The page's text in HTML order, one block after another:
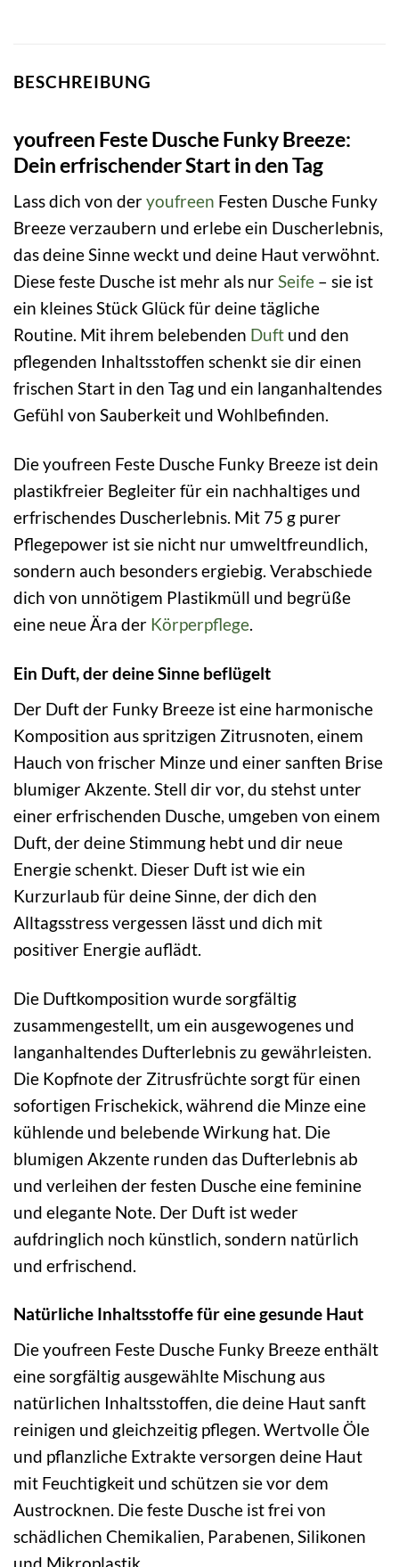
BESCHREIBUNG
youfreen Feste Dusche Funky Breeze:
Dein erfrischender Start in den Tag
Lass dich von deryoufreen Festen Dusche Funky
Breeze verzaubern und erlebe ein Duscherlebnis,
das deine Sinne weckt und deine Haut verwöhnt.
Diese feste Dusche ist mehr als nurSeife – sie ist
ein kleines Stück Glück für deine tägliche
Routine. Mit ihrem belebenden Duft und den
pflegenden Inhaltsstoffen schenkt sie dir einen
frischen Start in den Tag und ein langanhaltendes
Gefühl von Sauberkeit und Wohlbefinden.
Die youfreen Feste Dusche Funky Breeze ist dein
plastikfreier Begleiter für ein nachhaltiges und
erfrischendes Duscherlebnis. Mit 75 g purer
Pflegepower ist sie nicht nur umweltfreundlich,
sondern auch besonders ergiebig. Verabschiede
dich von unnötigem Plastikmüll und begrüße
eine neue Ära der Körperpflege.
Ein Duft, der deine Sinne beflügelt
Der Duft der Funky Breeze ist eine harmonische
Komposition aus spritzigen Zitrusnoten, einem
Hauch von frischer Minze und einer sanften Brise
blumiger Akzente. Stell dir vor, du stehst unter
einer erfrischenden Dusche, umgeben von einem
Duft, der deine Stimmung hebt und dir neue
Energie schenkt. Dieser Duft ist wie ein
Kurzurlaub für deine Sinne, der dich den
Alltagsstress vergessen lässt und dich mit
positiver Energie auflädt.
Die Duftkomposition wurde sorgfältig
zusammengestellt, um ein ausgewogenes und
langanhaltendes Dufterlebnis zu gewährleisten.
Die Kopfnote der Zitrusfrüchte sorgt für einen
sofortigen Frischekick, während die Minze eine
kühlende und belebende Wirkung hat. Die
blumigen Akzente runden das Dufterlebnis ab
und verleihen der festen Dusche eine feminine
und elegante Note. Der Duft ist weder
aufdringlich noch künstlich, sondern natürlich
und erfrischend.
Natürliche Inhaltsstoffe für eine gesunde Haut
Die youfreen Feste Dusche Funky Breeze enthält
eine sorgfältig ausgewählte Mischung aus
natürlichen Inhaltsstoffen, die deine Haut sanft
reinigen und gleichzeitig pflegen. Wertvolle Öle
und pflanzliche Extrakte versorgen deine Haut
mit Feuchtigkeit und schützen sie vor dem
Austrocknen. Die feste Dusche ist frei von
schädlichen Chemikalien, Parabenen, Silikonen